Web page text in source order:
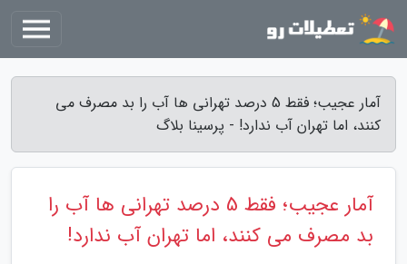
آمار عجیب؛ فقط 5 درصد تهرانی ها آب را بد مصرف می
کنند، اما تهران آب ندارد! - پرسینا بلاگ
آمار عجیب؛ فقط 5 درصد تهرانی ها آب را
بد مصرف می کنند، اما تهران آب ندارد!